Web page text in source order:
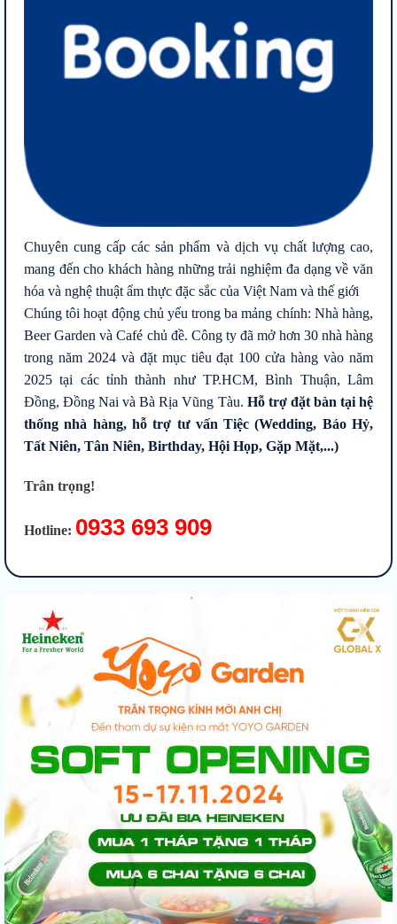
Chuyên cung cấp các sản phẩm và dịch vụ chất lượng cao,
mang đến cho khách hàng những trải nghiệm đa dạng về văn
hóa và nghệ thuật ẩm thực đặc sắc của Việt Nam và thế giới
Chúng tôi hoạt động chủ yếu trong ba mảng chính: Nhà hàng,
Beer Garden và Café chủ đề. Công ty đã mở hơn 30 nhà hàng
trong năm 2024 và đặt mục tiêu đạt 100 cửa hàng vào năm
2025 tại các tỉnh thành như TP.HCM, Bình Thuận, Lâm
Đồng, Đồng Nai và Bà Rịa Vũng Tàu. Hỗ trợ đặt bàn tại hệ
thống nhà hàng, hỗ trợ tư vấn Tiệc (Wedding, Báo Hỷ,
Tất Niên, Tân Niên, Birthday, Hội Họp, Gặp Mặt,...)
Trân trọng!
Hotline: 0933 693 909